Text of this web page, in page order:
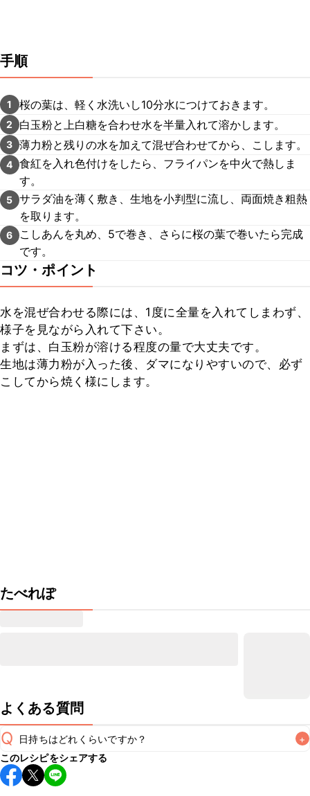
手順
1 桜の葉は、軽く水洗いし10分水につけておきます。
2 白玉粉と上白糖を合わせ水を半量入れて溶かします。
3 薄力粉と残りの水を加えて混ぜ合わせてから、こします。
4 食紅を入れ色付けをしたら、フライパンを中火で熱しま
す。
5 サラダ油を薄く敷き、生地を小判型に流し、両面焼き粗熱
を取ります。
6
こしあんを丸め、5で巻き、さらに桜の葉で巻いたら完成
です。
コツ・ポイント
水を混ぜ合わせる際には、1度に全量を入れてしまわず、
様子を見ながら入れて下さい。
まずは、白玉粉が溶ける程度の量で大丈夫です。
生地は薄力粉が入った後、ダマになりやすいので、必ず
こしてから焼く様にします。
たべれぽ
よくある質問
Q 日持ちはどれくらいですか？ +
保存期間は常温で当日中が目安です。なるべくお早めにお召
し上がりください。
このレシピをシェアする